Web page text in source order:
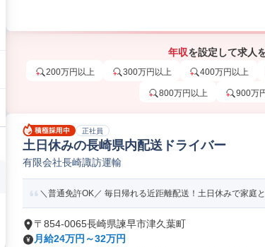
年収を設定して求人
200万円以上 300万円以上 400万円以上
800万円以上 900万
正社員
土日休みの長崎県内配送ドライバー
有限会社長崎諏訪運輸
＼普通免許OK／ 毎日帰れる近距離配送！土日休みで家庭
〒854-0065長崎県諫早市津久葉町
月給24万円～32万円